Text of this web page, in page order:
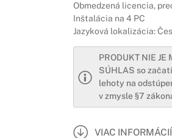
Obmedzená licencia,
Inštalácia na 4 PC
Jazyková lokalizácia:
PRODUKT NIE JE
SÚHLAS so
lehoty na
v zmysle §7
VIAC INFORMÁCIÍ